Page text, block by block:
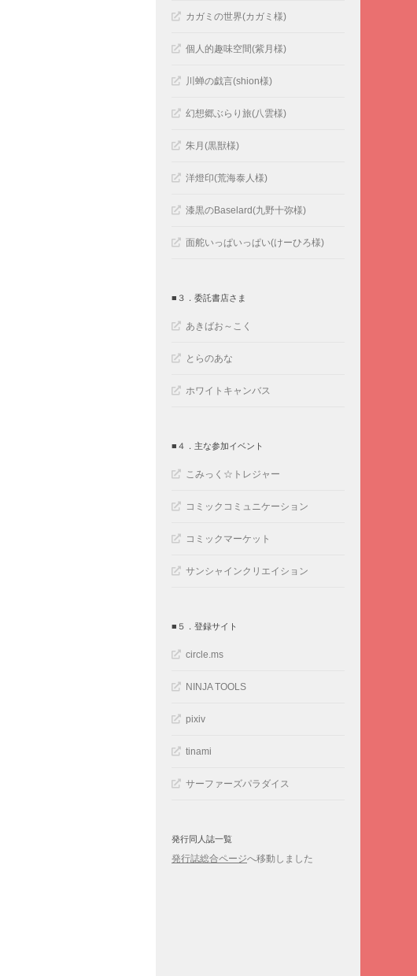
カガミの世界(カガミ様)
個人的趣味空間(紫月様)
川蝉の戯言(shion様)
幻想郷ぶらり旅(八雲様)
朱月(黒獣様)
洋燈印(荒海泰人様)
漆黒のBaselard(九野十弥様)
面舵いっぱいっぱい(けーひろ様)
■３．委託書店さま
あきばお～こく
とらのあな
ホワイトキャンバス
■４．主な参加イベント
こみっく☆トレジャー
コミックコミュニケーション
コミックマーケット
サンシャインクリエイション
■５．登録サイト
circle.ms
NINJA TOOLS
pixiv
tinami
サーファーズパラダイス
発行同人誌一覧
発行誌総合ページへ移動しました